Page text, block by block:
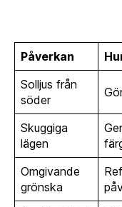
Påverkan
Solljus från
söder
Skuggiga
lägen
Omgivande
grönska